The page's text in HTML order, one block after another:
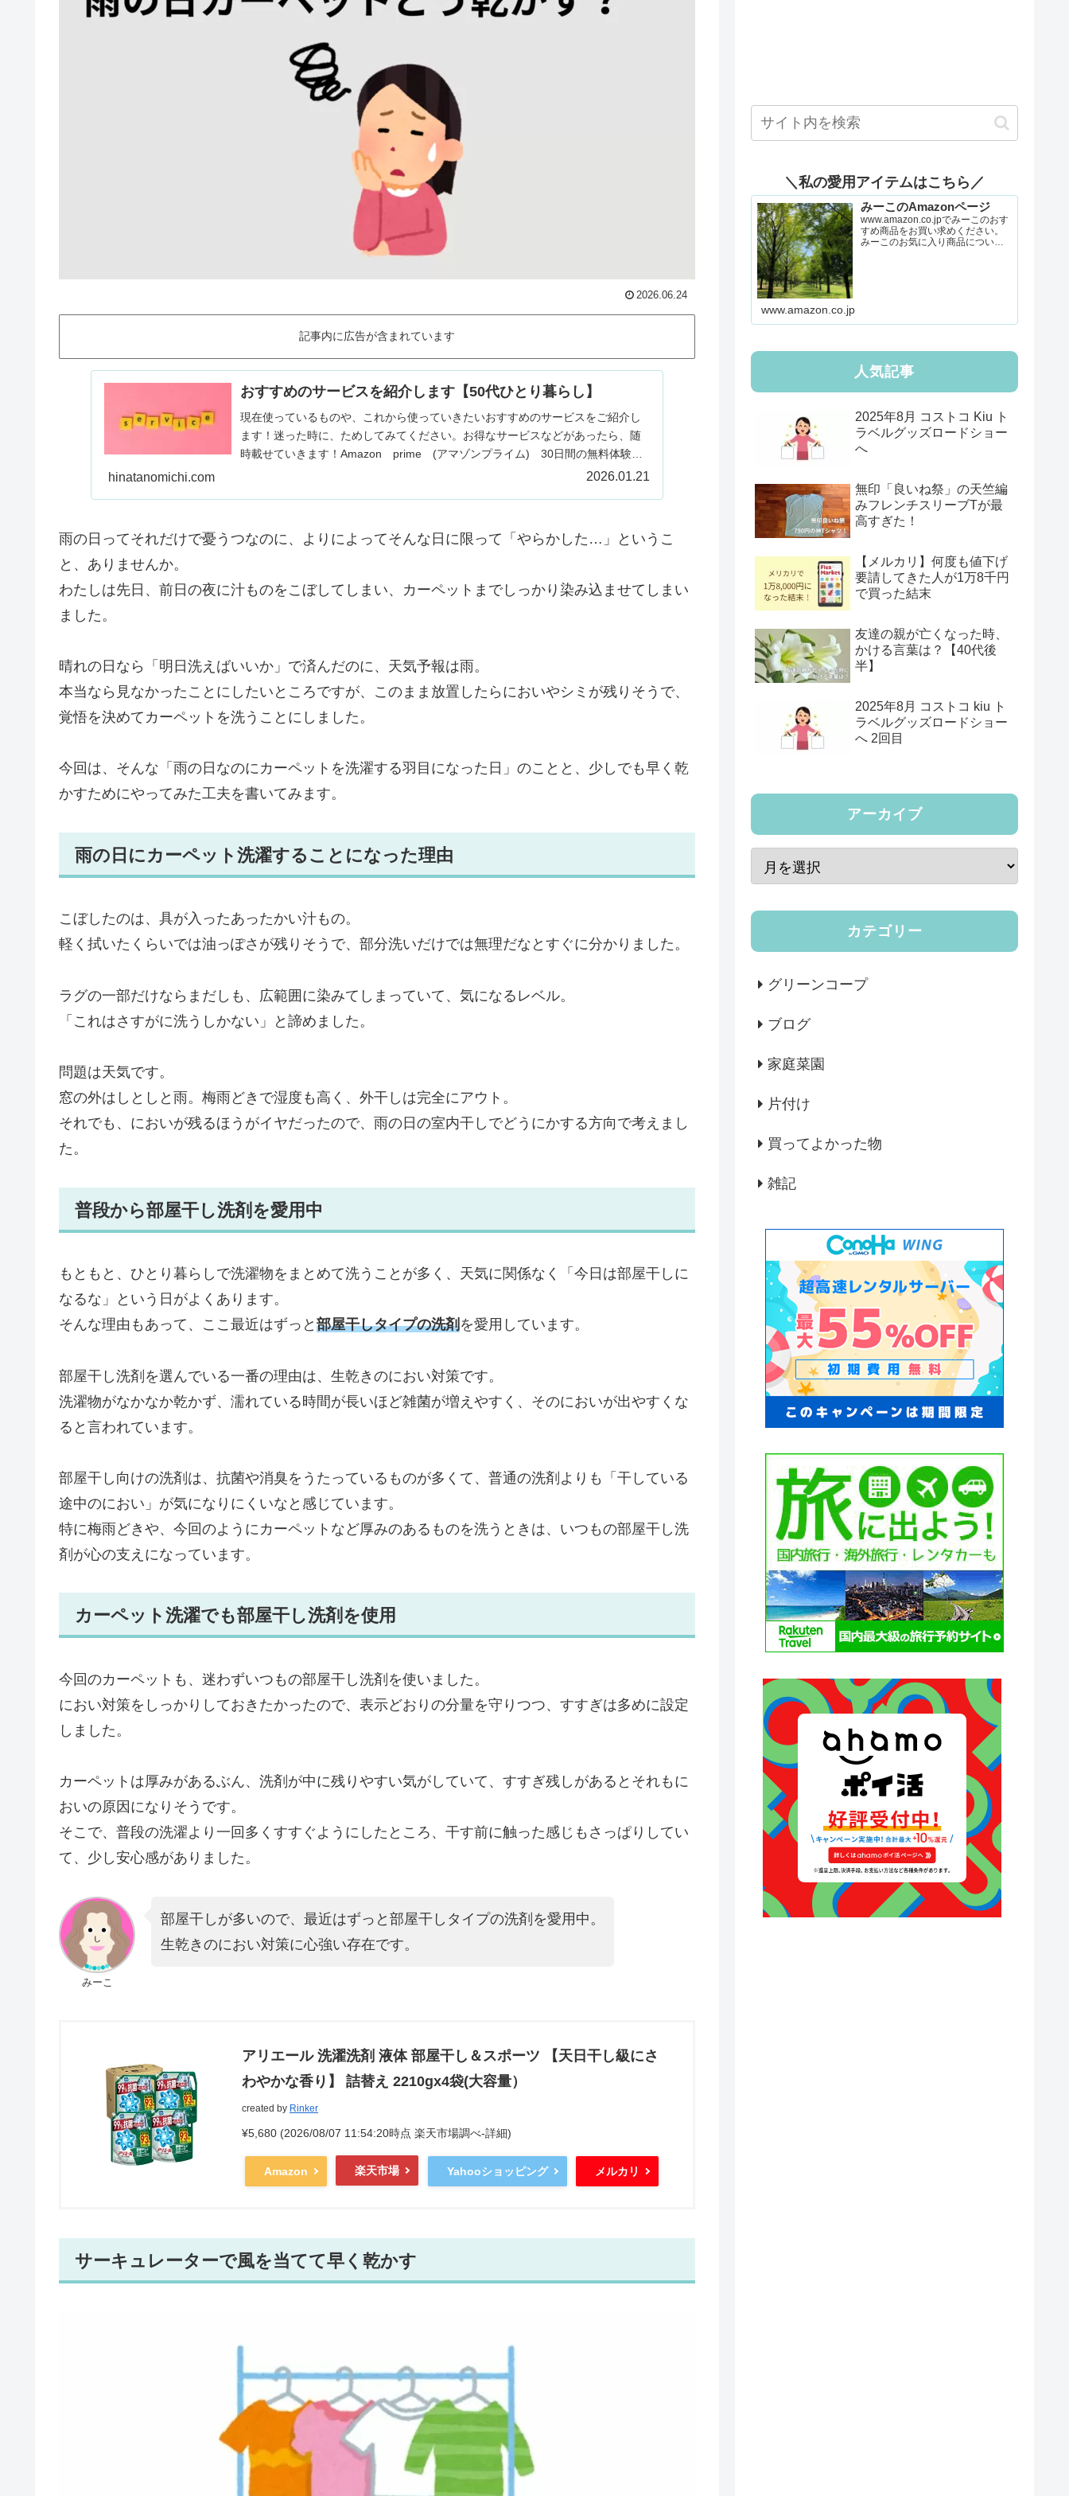
2026.06.24
記事内に広告が含まれています
おすすめのサービスを紹介します【50代ひとり暮らし】
現在使っているものや、これから使っていきたいおすすめのサービスをご紹介し
ます！迷った時に、ためしてみてください。お得なサービスなどがあったら、随
時載せていきます！Amazon prime (アマゾンプライム) 30日間の無料体験が
hinatanomichi.com 2026.01.21
雨の日ってそれだけで憂うつなのに、よりによってそんな日に限って「やらかした…」というこ
と、ありませんか。
わたしは先日、前日の夜に汁ものをこぼしてしまい、カーペットまでしっかり染み込ませてしまい
ました。
晴れの日なら「明日洗えばいいか」で済んだのに、天気予報は雨。
本当なら見なかったことにしたいところですが、このまま放置したらにおいやシミが残りそうで、
覚悟を決めてカーペットを洗うことにしました。
今回は、そんな「雨の日なのにカーペットを洗濯する羽目になった日」のことと、少しでも早く乾
かすためにやってみた工夫を書いてみます。
雨の日にカーペット洗濯することになった理由
こぼしたのは、具が入ったあったかい汁もの。
軽く拭いたくらいでは油っぽさが残りそうで、部分洗いだけでは無理だなとすぐに分かりました。
ラグの一部だけならまだしも、広範囲に染みてしまっていて、気になるレベル。
「これはさすがに洗うしかない」と諦めました。
問題は天気です。
窓の外はしとしと雨。梅雨どきで湿度も高く、外干しは完全にアウト。
それでも、においが残るほうがイヤだったので、雨の日の室内干しでどうにかする方向で考えまし
た。
普段から部屋干し洗剤を愛用中
もともと、ひとり暮らしで洗濯物をまとめて洗うことが多く、天気に関係なく「今日は部屋干しに
なるな」という日がよくあります。
そんな理由もあって、ここ最近はずっと 部屋干しタイプの洗剤を愛用しています。
部屋干し洗剤を選んでいる一番の理由は、生乾きのにおい対策です。
洗濯物がなかなか乾かず、濡れている時間が長いほど雑菌が増えやすく、そのにおいが出やすくな
ると言われています。
部屋干し向けの洗剤は、抗菌や消臭をうたっているものが多くて、普通の洗剤よりも「干している
途中のにおい」が気になりにくいなと感じています。
特に梅雨どきや、今回のようにカーペットなど厚みのあるものを洗うときは、いつもの部屋干し洗
剤が心の支えになっています。
カーペット洗濯でも部屋干し洗剤を使用
今回のカーペットも、迷わずいつもの部屋干し洗剤を使いました。
におい対策をしっかりしておきたかったので、表示どおりの分量を守りつつ、すすぎは多めに設定
しました。
カーペットは厚みがあるぶん、洗剤が中に残りやすい気がしていて、すすぎ残しがあるとそれもに
おいの原因になりそうです。
そこで、普段の洗濯より一回多くすすぐようにしたところ、干す前に触った感じもさっぱりしてい
て、少し安心感がありました。
みーこ
部屋干しが多いので、最近はずっと部屋干しタイプの洗剤を愛用中。
生乾きのにおい対策に心強い存在です。
アリエール 洗濯洗剤 液体 部屋干し＆スポーツ 【天日干し級にさ
わやかな香り】 詰替え 2210gx4袋(大容量）
created by Rinker
¥5,680 (2026/08/07 11:54:20時点 楽天市場調べ-詳細)
Amazon 楽天市場 Yahooショッピング メルカリ
サーキュレーターで風を当てて早く乾かす
＼私の愛用アイテムはこちら／
みーこのAmazonページ
www.amazon.co.jpでみーこのおす
すめ商品をお買い求めください。
みーこのお気に入り商品について
www.amazon.co.jp
人気記事
2025年8月 コストコ Kiu ト
ラベルグッズロードショー
へ
無印「良いね祭」の天竺編
みフレンチスリーブTが最
高すぎた！
【メルカリ】何度も値下げ
要請してきた人が1万8千円
で買った結末
友達の親が亡くなった時、
かける言葉は？【40代後
半】
2025年8月 コストコ kiu ト
ラベルグッズロードショー
へ 2回目
アーカイブ
カテゴリー
グリーンコープ
ブログ
家庭菜園
片付け
買ってよかった物
雑記